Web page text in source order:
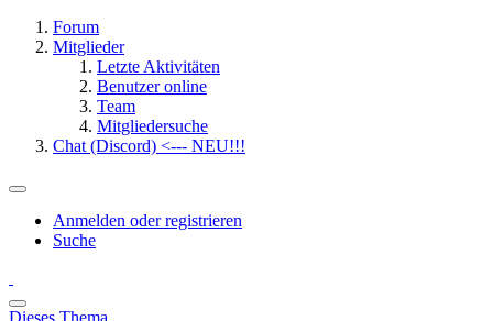
Forum
Mitglieder
Letzte Aktivitäten
Benutzer online
Team
Mitgliedersuche
Chat (Discord) <--- NEU!!!
Anmelden oder registrieren
Suche
Dieses Thema